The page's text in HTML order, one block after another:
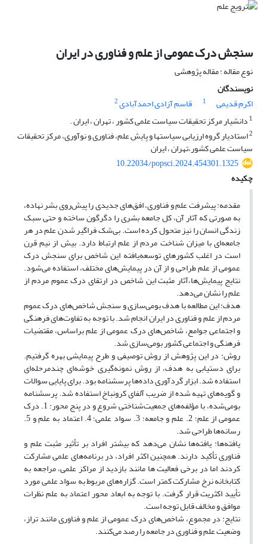
سنجش درک عمومی از علم و فناوری در ایران
نوع مقاله : مقاله پژوهشی
نویسندگان
اکرم قدیمی
1 قاسم آزادی احمدآبادی2
1 دانشیار مرکز تحقیقات سیاست علمی کشور ، تهران ، ایران .
2استادیار گروه ارزیابی سیاستها و پایش علم، فناوری و نوآوری، مرکز تحقیقات
سیاست علمی کشور،تهران ، ایران
10.22034/popsci.2024.454301.1325
چکیده
مقدمه: پیشرفت علم و فناوری، افق‌های جدیدی را پیش‌روی بشر نهاده،
به صورتی که آثار آن، کل جامعه بشری را دگرگون ساخته و حتی سبک
زندگی انسان را نیز متحول کرده است. بی‌شک فراگیر شدن علم در هر
جامعه‌ای با میزان شناخت مردم از علم ارتباط دارد. بیش از نیم قرن
است در اغلب کشورهای توسعه‌یافته این شاخص برای سنجش درک
عمومی از علم طراحی و از آن در پیمایش‌های مختلف، استفاده می‌شود.
نتایج پیمایش‌ها،آثار مثبت این شاخص در ارتقای درک عموم مردم از
علم را نشان می‌دهد.
هدف: این مطالعه با هدف بومی‌سازی و سنجش شاخص‌های درک عموم
مردم از علم و فناوری در ایران انجام شد. با توجه به تفاوت‌های فرهنگی
و اجتماعی جوامع، شاخص‌های درک عمومی از علم براساس، مقتضیات
فرهنگی و اجتماعی کشور بومی‌سازی شد.
روش: در این پژوهش از روش توصیفی و طرح پیمایشی بهره گرفتیم.
برای دستیابی به هدف، از روش نمونه‌گیری خوشه‌ای چندمرحله‌ای
استفاده شد. ابزار گردآوری داده‌ها پرسشنامه بود. برای پایایی سوالات
و گویه‌های تهیه شده از ضریب آلفای کرونباخ استفاده شد. پرسشنامه
بومی‌شده، با مؤلفه‌های جمعیت‌شناختی شروع و در پنج محور: 1. درک
عمومی از علم؛ 2. علم و جامعه؛ 3. سواد علمی؛ 4. اعتماد به علم و 5.
رسانه‌ها طراحی شد.
یافته‌ها: یافته‌ها نشان می‌دهد که بیشتر افراد بر تأثیر مثبت علم و
فناوری تأکید دارند. همچنین اکثر افراد، در برنامه‌های علمی مشارکت
کردند اما در برخی فعالیت ها مانند بازدید از مراکز علمی، مراجعه به
کتابخانه نرخ مشارکت کمتر است. گزاره‌های مربوط به سواد علمی مورد
تأیید اکثریت قرار گرفت. با توجه به ابعاد محور اعتماد به علم نظرات
موافق و مخالف قابل توجه است.
نتایج: در مجموع، شاخص‌های درک عمومی از علم و فناوری مانند تراز،
وضعیت علم و فناوری در جامعه را رصد می‌کنند.